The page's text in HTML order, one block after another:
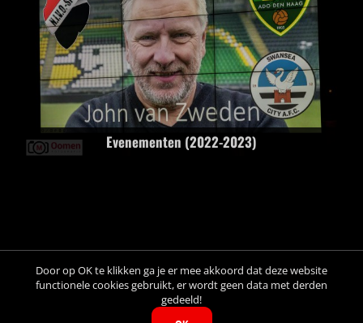
Evenementen (2022-2023)
© Copyright M. Oomen, All rights reserved: Images may not be
copied, printed or distributed by any means without express written
permission.
Door op OK te klikken ga je er mee akkoord dat deze website
functionele cookies gebruikt, er wordt geen data met derden
gedeeld!